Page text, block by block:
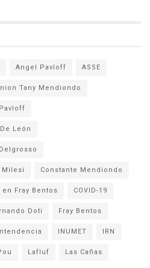
Angel Pavloff ASSE
Tany Mendiondo
León
Milesi Constante Mendiondo
Fray Bentos COVID-19
Doti Fray Bentos
Intendencia INUMET IRN
Lafluf Las Cañas